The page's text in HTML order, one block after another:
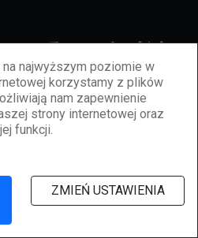
na najwyższym poziomie w
korzystamy z plików
nam zapewnienie
strony internetowej oraz
funkcji.
ZMIEŃ USTAWIENIA